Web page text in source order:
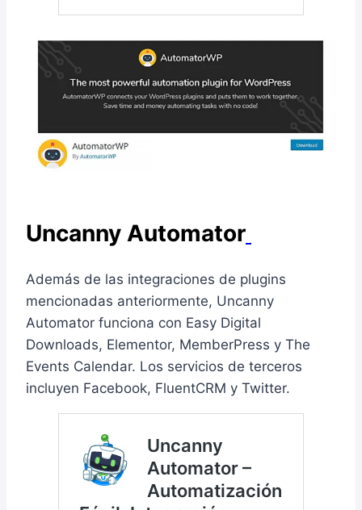
Uncanny Automator
Además de las integraciones de plugins
mencionadas anteriormente, Uncanny
Automator funciona con Easy Digital
Downloads, Elementor, MemberPress y The
Events Calendar. Los servicios de terceros
incluyen Facebook, FluentCRM y Twitter.